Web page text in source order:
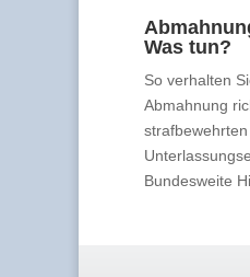
Was tun?
So verhalten
Abmahnung
strafbewehrten
Bundesweite